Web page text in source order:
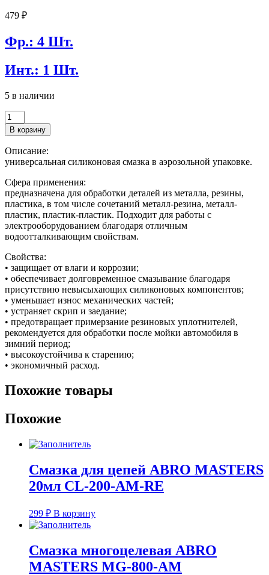
479 ₽
Фр.: 4 Шт.
Инт.: 1 Шт.
5 в наличии
Количество
товара
Смазка
спрей
ABRO
MASTERS
силиконовая
(400мл)
В корзину
Описание:
универсальная силиконовая смазка в аэрозольной упаковке.
Сфера применения:
предназначена для обработки деталей из металла, резины,
пластика, в том числе сочетаний металл-резина, металл-
пластик, пластик-пластик. Подходит для работы с
электрооборудованием благодаря отличным
водоотталкивающим свойствам.
Свойства:
• защищает от влаги и коррозии;
• обеспечивает долговременное смазывание благодаря
присутствию невысыхающих силиконовых компонентов;
• уменьшает износ механических частей;
• устраняет скрип и заедание;
• предотвращает примерзание резиновых уплотнителей,
рекомендуется для обработки после мойки автомобиля в
зимний период;
• высокоустойчива к старению;
• экономичный расход.
Похожие товары
Похожие
Смазка для цепей ABRO MASTERS
20мл CL-200-AM-RE
299 ₽ В корзину
Смазка многоцелевая ABRO
MASTERS MG-800-AM